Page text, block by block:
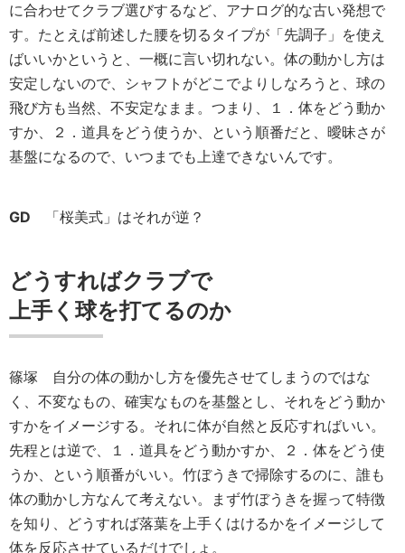
に合わせてクラブ選びするなど、アナログ的な古い発想で
す。たとえば前述した腰を切るタイプが「先調子」を使え
ばいいかというと、一概に言い切れない。体の動かし方は
安定しないので、シャフトがどこでよりしなろうと、球の
飛び方も当然、不安定なまま。つまり、１．体をどう動か
すか、２．道具をどう使うか、という順番だと、曖昧さが
基盤になるので、いつまでも上達できないんです。
GD 「桜美式」はそれが逆？
どうすればクラブで
上手く球を打てるのか
篠塚 自分の体の動かし方を優先させてしまうのではな
く、不変なもの、確実なものを基盤とし、それをどう動か
すかをイメージする。それに体が自然と反応すればいい。
先程とは逆で、１．道具をどう動かすか、２．体をどう使
うか、という順番がいい。竹ぼうきで掃除するのに、誰も
体の動かし方なんて考えない。まず竹ぼうきを握って特徴
を知り、どうすれば落葉を上手くはけるかをイメージして
体を反応させているだけでしょ。